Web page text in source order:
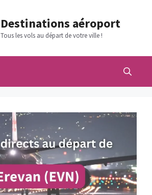
Destinations aéroport
Tous les vols au départ de votre ville !